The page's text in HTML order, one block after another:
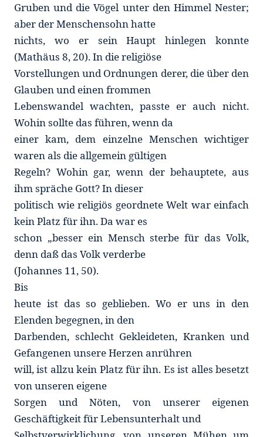
Gruben und die Vögel unter den Himmel Nester;
aber der Menschensohn hatte
nichts, wo er sein Haupt hinlegen konnte
(Mathäus 8, 20). In die religiöse
Vorstellungen und Ordnungen derer, die über den
Glauben und einen frommen
Lebenswandel wachten, passte er auch nicht.
Wohin sollte das führen, wenn da
einer kam, dem einzelne Menschen wichtiger
waren als die allgemein gültigen
Regeln? Wohin gar, wenn der behauptete, aus
ihm spräche Gott? In dieser
politisch wie religiös geordnete Welt war einfach
kein Platz für ihn. Da war es
schon „besser ein Mensch sterbe für das Volk,
denn daß das Volk verderbe
(Johannes 11, 50).
Bis
heute ist das so geblieben. Wo er uns in den
Elenden begegnen, in den
Darbenden, schlecht Gekleideten, Kranken und
Gefangenen unsere Herzen anrühren
will, ist allzu kein Platz für ihn. Es ist alles besetzt
von unseren eigene
Sorgen und Nöten, von unserer eigenen
Geschäftigkeit für Lebensunterhalt und